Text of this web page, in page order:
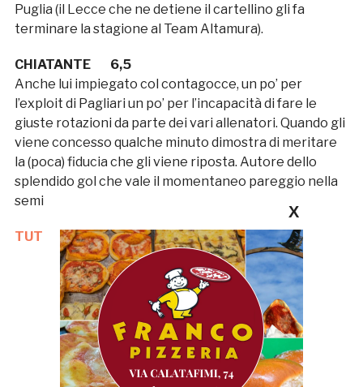
Puglia (il Lecce che ne detiene il cartellino gli fa
terminare la stagione al Team Altamura).
CHIATANTE 6,5
Anche lui impiegato col contagocce, un po’ per
l’exploit di Pagliari un po’ per l’incapacità di fare le
giuste rotazioni da parte dei vari allenatori. Quando gli
viene concesso qualche minuto dimostra di meritare
la (poca) fiducia che gli viene riposta. Autore dello
splendido gol che vale il momentaneo pareggio nella
semifinale play off di Avezzano.
TUTTE LE NOTIZIE DELLA GAZZETTA
X